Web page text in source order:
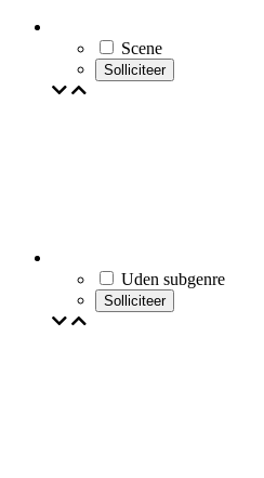
Scene
Solliciteer
Uden subgenre
Solliciteer